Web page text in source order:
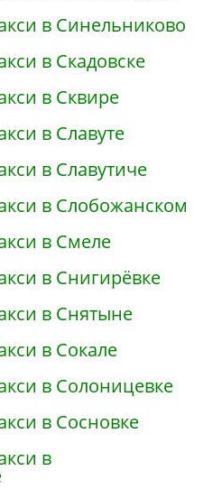
в Синельниково
в Скадовске
в Сквире
в Славуте
в Славутиче
в Слобожанском
в Смеле
в Снигирёвке
в Снятыне
в Сокале
в Солоницевке
в Сосновке
в